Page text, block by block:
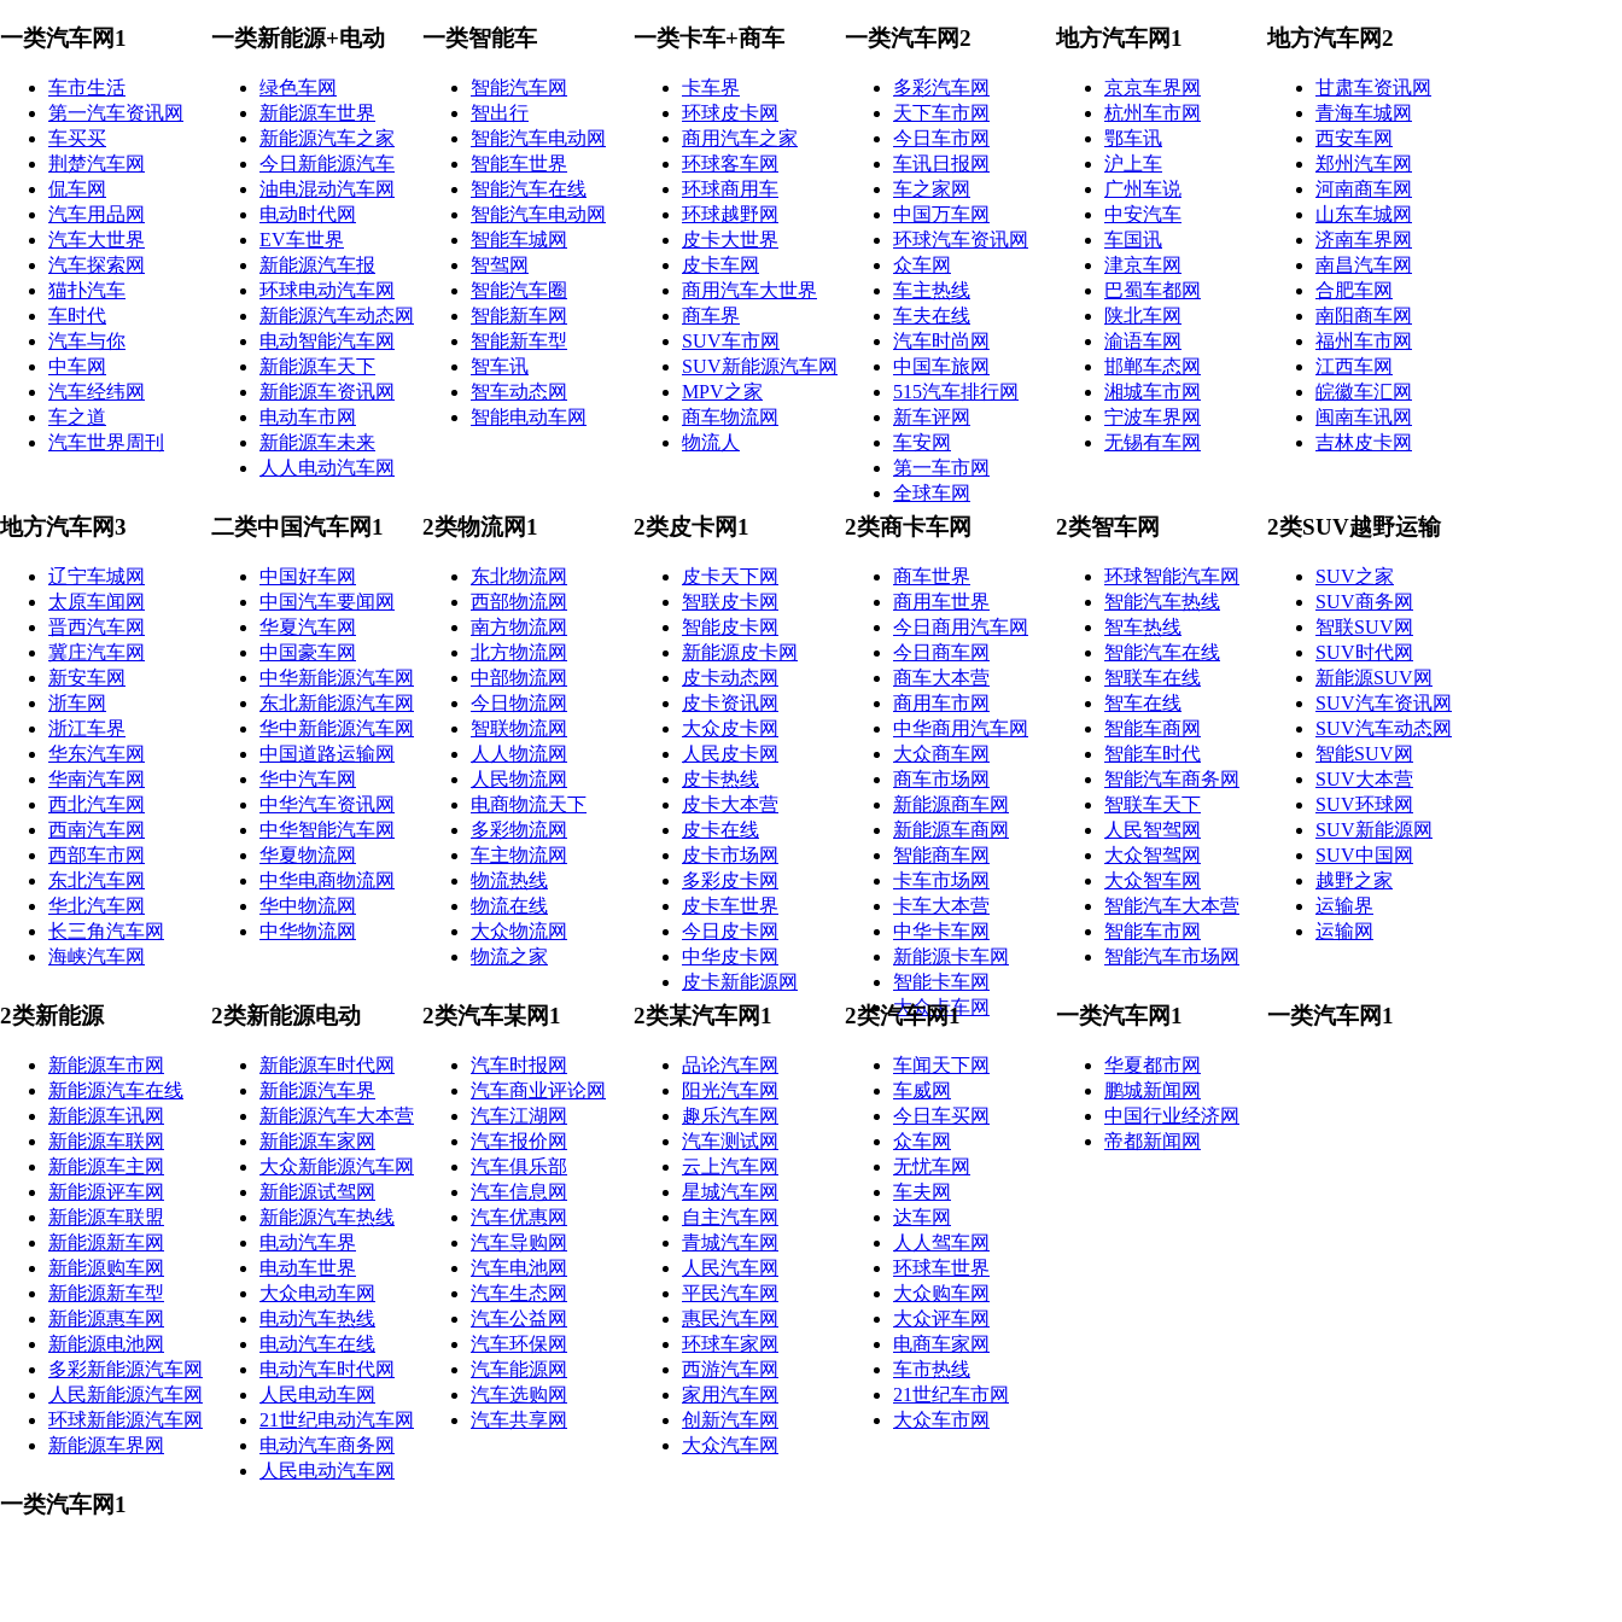
一类汽车网1
车市生活
第一汽车资讯网
车买买
荆楚汽车网
侃车网
汽车用品网
汽车大世界
汽车探索网
猫扑汽车
车时代
汽车与你
中车网
汽车经纬网
车之道
汽车世界周刊
一类新能源+电动
绿色车网
新能源车世界
新能源汽车之家
今日新能源汽车
油电混动汽车网
电动时代网
EV车世界
新能源汽车报
环球电动汽车网
新能源汽车动态网
电动智能汽车网
新能源车天下
新能源车资讯网
电动车市网
新能源车未来
人人电动汽车网
一类智能车
智能汽车网
智出行
智能汽车电动网
智能车世界
智能汽车在线
智能汽车电动网
智能车城网
智驾网
智能汽车圈
智能新车网
智能新车型
智车讯
智车动态网
智能电动车网
一类卡车+商车
卡车界
环球皮卡网
商用汽车之家
环球客车网
环球商用车
环球越野网
皮卡大世界
皮卡车网
商用汽车大世界
商车界
SUV车市网
SUV新能源汽车网
MPV之家
商车物流网
物流人
一类汽车网2
多彩汽车网
天下车市网
今日车市网
车讯日报网
车之家网
中国万车网
环球汽车资讯网
众车网
车主热线
车夫在线
汽车时尚网
中国车旅网
515汽车排行网
新车评网
车安网
第一车市网
全球车网
地方汽车网1
京京车界网
杭州车市网
鄂车讯
沪上车
广州车说
中安汽车
车国讯
津京车网
巴蜀车都网
陕北车网
渝语车网
邯郸车态网
湘城车市网
宁波车界网
无锡有车网
地方汽车网2
甘肃车资讯网
青海车城网
西安车网
郑州汽车网
河南商车网
山东车城网
济南车界网
南昌汽车网
合肥车网
南阳商车网
福州车市网
江西车网
皖徽车汇网
闽南车讯网
吉林皮卡网
地方汽车网3
辽宁车城网
太原车闻网
晋西汽车网
冀庄汽车网
新安车网
浙车网
浙江车界
华东汽车网
华南汽车网
西北汽车网
西南汽车网
西部车市网
东北汽车网
华北汽车网
长三角汽车网
海峡汽车网
二类中国汽车网1
中国好车网
中国汽车要闻网
华夏汽车网
中国豪车网
中华新能源汽车网
东北新能源汽车网
华中新能源汽车网
中国道路运输网
华中汽车网
中华汽车资讯网
中华智能汽车网
华夏物流网
中华电商物流网
华中物流网
中华物流网
2类物流网1
东北物流网
西部物流网
南方物流网
北方物流网
中部物流网
今日物流网
智联物流网
人人物流网
人民物流网
电商物流天下
多彩物流网
车主物流网
物流热线
物流在线
大众物流网
物流之家
2类皮卡网1
皮卡天下网
智联皮卡网
智能皮卡网
新能源皮卡网
皮卡动态网
皮卡资讯网
大众皮卡网
人民皮卡网
皮卡热线
皮卡大本营
皮卡在线
皮卡市场网
多彩皮卡网
皮卡车世界
今日皮卡网
中华皮卡网
皮卡新能源网
2类商卡车网
商车世界
商用车世界
今日商用汽车网
今日商车网
商车大本营
商用车市网
中华商用汽车网
大众商车网
商车市场网
新能源商车网
新能源车商网
智能商车网
卡车市场网
卡车大本营
中华卡车网
新能源卡车网
智能卡车网
大众卡车网
2类智车网
环球智能汽车网
智能汽车热线
智车热线
智能汽车在线
智联车在线
智车在线
智能车商网
智能车时代
智能汽车商务网
智联车天下
人民智驾网
大众智驾网
大众智车网
智能汽车大本营
智能车市网
智能汽车市场网
2类SUV越野运输
SUV之家
SUV商务网
智联SUV网
SUV时代网
新能源SUV网
SUV汽车资讯网
SUV汽车动态网
智能SUV网
SUV大本营
SUV环球网
SUV新能源网
SUV中国网
越野之家
运输界
运输网
2类新能源
新能源车市网
新能源汽车在线
新能源车讯网
新能源车联网
新能源车主网
新能源评车网
新能源车联盟
新能源新车网
新能源购车网
新能源新车型
新能源惠车网
新能源电池网
多彩新能源汽车网
人民新能源汽车网
环球新能源汽车网
新能源车界网
2类新能源电动
新能源车时代网
新能源汽车界
新能源汽车大本营
新能源车家网
大众新能源汽车网
新能源试驾网
新能源汽车热线
电动汽车界
电动车世界
大众电动车网
电动汽车热线
电动汽车在线
电动汽车时代网
人民电动车网
21世纪电动汽车网
电动汽车商务网
人民电动汽车网
2类汽车某网1
汽车时报网
汽车商业评论网
汽车江湖网
汽车报价网
汽车俱乐部
汽车信息网
汽车优惠网
汽车导购网
汽车电池网
汽车生态网
汽车公益网
汽车环保网
汽车能源网
汽车选购网
汽车共享网
2类某汽车网1
品论汽车网
阳光汽车网
趣乐汽车网
汽车测试网
云上汽车网
星城汽车网
自主汽车网
青城汽车网
人民汽车网
平民汽车网
惠民汽车网
环球车家网
西游汽车网
家用汽车网
创新汽车网
大众汽车网
2类汽车网1
车闻天下网
车威网
今日车买网
众车网
无忧车网
车夫网
达车网
人人驾车网
环球车世界
大众购车网
大众评车网
电商车家网
车市热线
21世纪车市网
大众车市网
一类汽车网1
华夏都市网
鹏城新闻网
中国行业经济网
帝都新闻网
一类汽车网1
一类汽车网1